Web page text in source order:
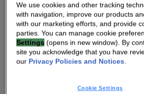
Entreprise
Nos Engagements
Qui sommes-nous
Relations investisseurs
We use cookies and other tracking
with navigation, improve our products
with our marketing efforts, and provide
parties. You can manage cookie
Settings (opens in new window). By
site you acknowledge that you have
our Privacy Policies and Notices.
Cookie Settings